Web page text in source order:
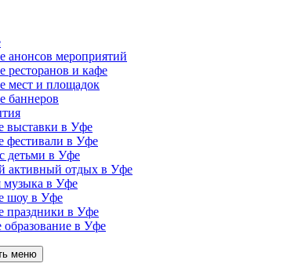
анонсов мероприятий
ресторанов и кафе
мест и площадок
баннеров
выставки в Уфе
фестивали в Уфе
детьми в Уфе
активный отдых в Уфе
музыка в Уфе
шоу в Уфе
праздники в Уфе
образование в Уфе
меню